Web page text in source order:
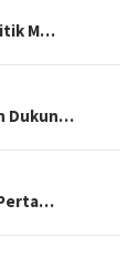
M…
Dukun…